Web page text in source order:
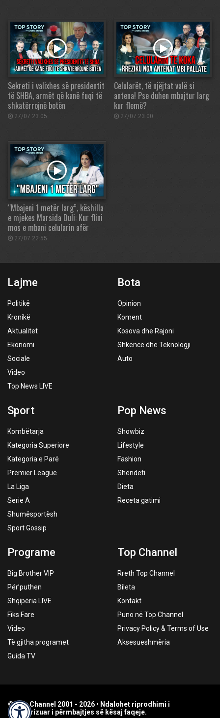
Sekreti i valixhes së presidentit
të SHBA, armët që kanë fuqi të
shkatërrojnë botën
27/07 23:05
Celularët, të njëjtat valë si
antena! Pse duhen mbajtur larg
kur flemë?
27/07 23:00
“Mbajeni 1 metër larg”, këshilla
e mjekes Marsida Duli: Kur flini
mos e mbani celularin afër
27/07 22:55
Lajme
Politikë
Kronikë
Aktualitet
Ekonomi
Sociale
Video
Top News LIVE
Bota
Opinion
Koment
Kosova dhe Rajoni
Shkencë dhe Teknologji
Auto
Sport
Kombëtarja
Kategoria Superiore
Kategoria e Parë
Premier League
La Liga
Serie A
Shumësportësh
Sport Gossip
Pop News
Showbiz
Lifestyle
Fashion
Shëndeti
Dieta
Receta gatimi
Programe
Big Brother VIP
Për’puthen
Shqipëria LIVE
Fiks Fare
Video
Të gjitha programet
Guida TV
Top Channel
Rreth Top Channel
Bileta
Kontakt
Puno në Top Channel
Privacy Policy & Terms of Use
Aksesueshmëria
© Top Channel 2001 - 2026 • Ndalohet riprodhimi i
paautorizuar i përmbajtjes së kësaj faqeje.